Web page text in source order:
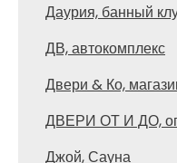
Даурия, банный
ДВ, автокомплекс
Двери & Ко,
ДВЕРИ ОТ И ДО,
Джой, Сауна